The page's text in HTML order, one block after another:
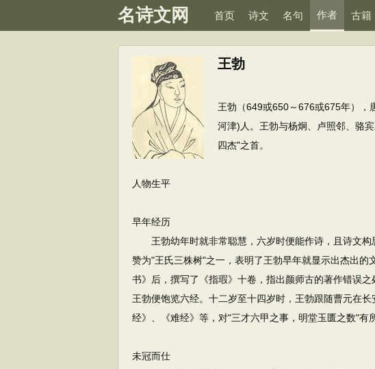
名诗文网 首页 诗文 名句 作者 古籍
王勃
王勃（649或650～676或675年），
河津)人。王勃与杨炯、卢照邻、骆
四杰"之首。
人物生平
早年经历
王勃幼年时就非常聪慧，六岁时便能作诗，且诗文构
赞为"王氏三株树"之一，表明了王勃早年就显示出杰出的
书》后，撰写了《指瑕》十卷，指出颜师古的著作错误
王勃便饱览六经。十二岁至十四岁时，王勃跟随曹元在
经》、《难经》等，对"三才六甲之事，明堂玉匮之数"有
未冠而仕